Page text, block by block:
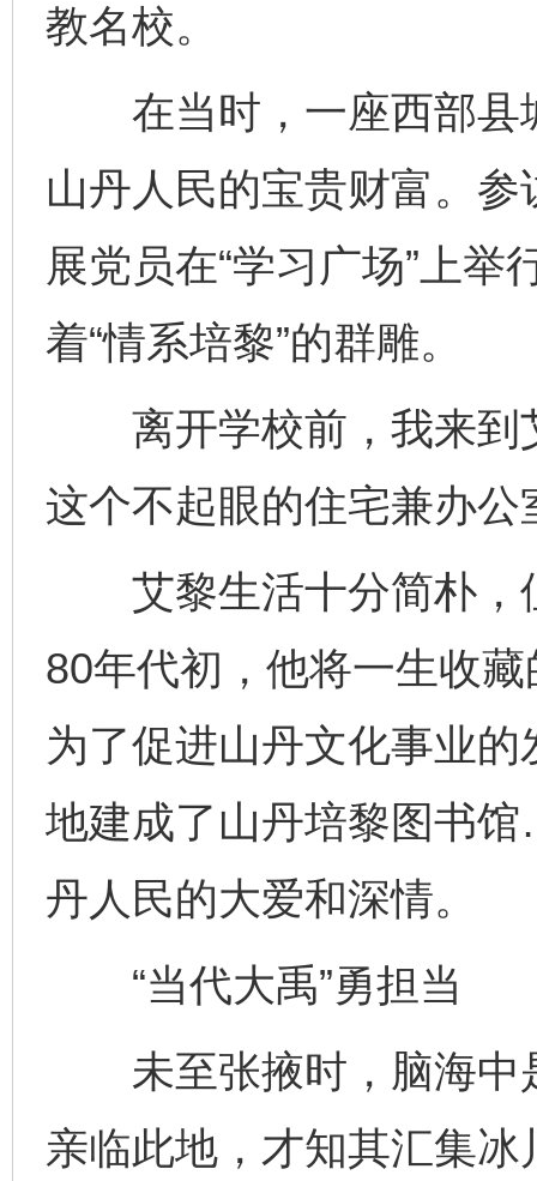
教名校。
在当时，一座西部县
山丹人民的宝贵财富。
展党员在“学习广场”上
着“情系培黎”的群雕。
离开学校前，我来到
这个不起眼的住宅兼办
艾黎生活十分简朴，
80年代初，他将一生收
为了促进山丹文化事业
地建成了山丹培黎图书
丹人民的大爱和深情。
“当代大禹”勇担当
未至张掖时，脑海中
亲临此地，才知其汇集